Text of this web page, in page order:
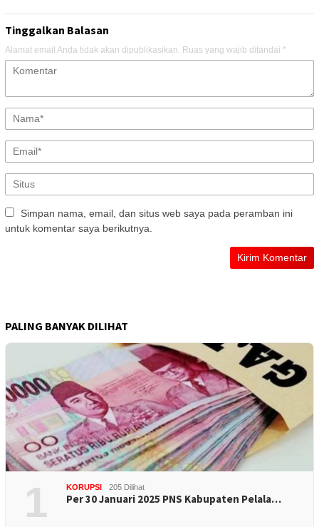
Tinggalkan Balasan
Alamat email Anda tidak akan dipublikasikan. Ruas yang wajib ditandai *
Simpan nama, email, dan situs web saya pada peramban ini
untuk komentar saya berikutnya.
PALING BANYAK DILIHAT
1 KORUPSI 205 Dilihat
Per 30 Januari 2025 PNS Kabupaten Pelala…